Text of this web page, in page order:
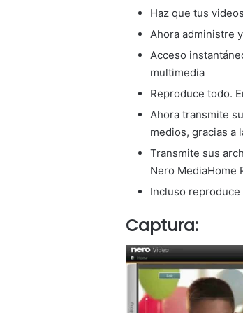
Haz que tus
Ahora administre
Acceso
multimedia
Reproduce todo.
Ahora transmite
medios, gracias a
Transmite sus
Nero MediaHome
Incluso reproduce
Captura: